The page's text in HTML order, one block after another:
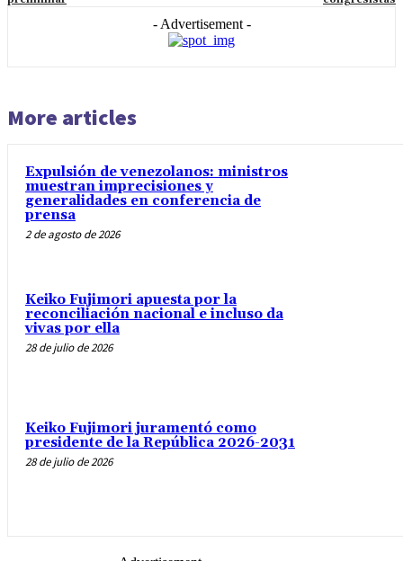
- Advertisement -
More articles
Expulsión de venezolanos: ministros
muestran imprecisiones y
generalidades en conferencia de
prensa
2 de agosto de 2026
Keiko Fujimori apuesta por la
reconciliación nacional e incluso da
vivas por ella
28 de julio de 2026
Keiko Fujimori juramentó como
presidente de la República 2026-2031
28 de julio de 2026